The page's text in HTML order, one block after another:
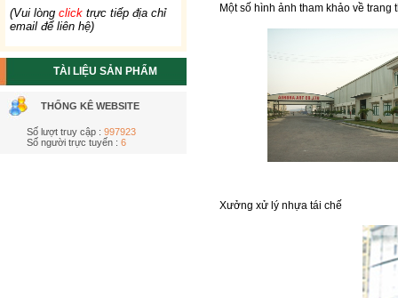
(Vui lòng click trực tiếp địa chỉ
email để liên hệ)
TÀI LIỆU SẢN PHẨM
THỐNG KÊ WEBSITE
Số lượt truy cập : 997923
Số người trực tuyến : 6
Một số hình ảnh tham khảo về
Xưởng xử lý nhựa tái chế